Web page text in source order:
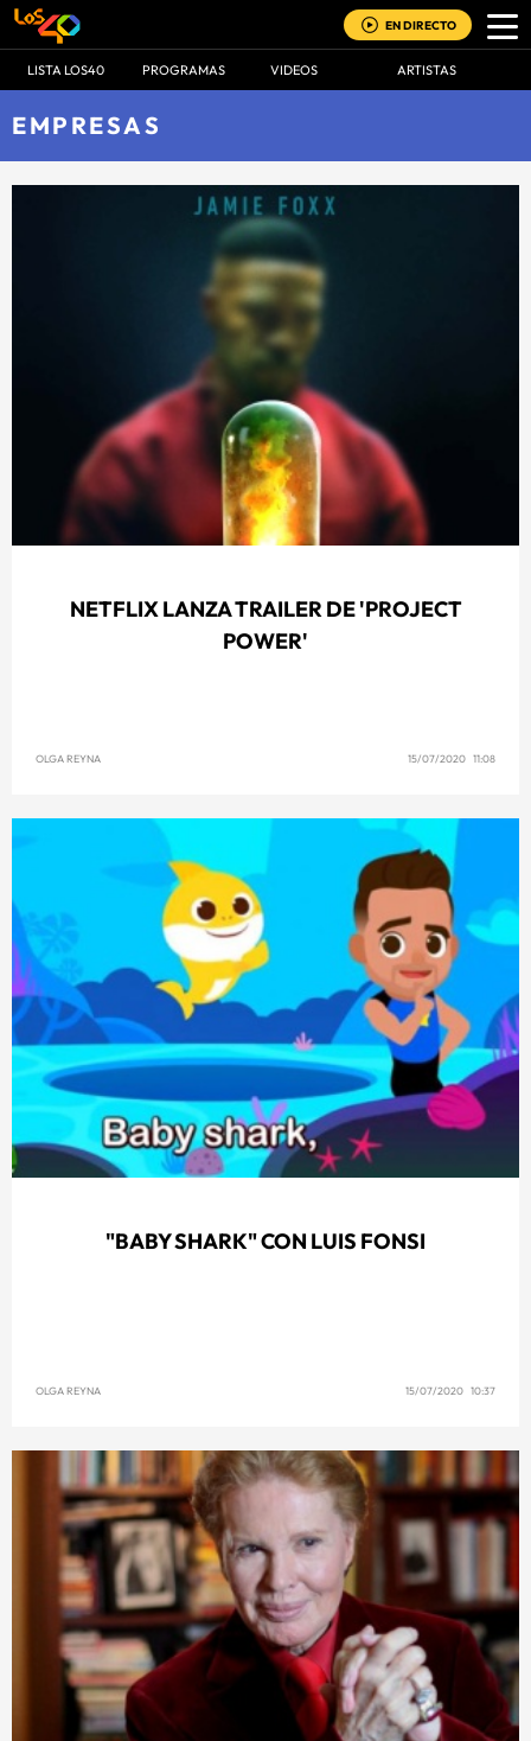
EN DIRECTO
LISTA LOS40 PROGRAMAS VIDEOS ARTISTAS
EMPRESAS
NETFLIX LANZA TRAILER DE 'PROJECT
POWER'
OLGA REYNA 15/07/2020 11:08
"BABY SHARK" CON LUIS FONSI
OLGA REYNA 15/07/2020 10:37